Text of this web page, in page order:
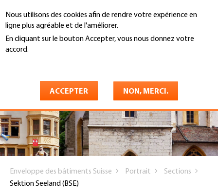
Nous utilisons des cookies afin de rendre votre expérience en
ligne plus agréable et de l'améliorer.
En cliquant sur le bouton Accepter, vous nous donnez votre
accord.
ACCEPTER NON, MERCI.
au
contenu
principal
Recherche
are
Enveloppe des bâtiments Suisse Portrait
Sections
Sektion Seeland (BSE)